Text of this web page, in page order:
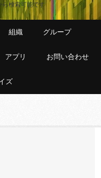
ら検索可能です
組織 グループ
アプリ お問い合わせ
ズ